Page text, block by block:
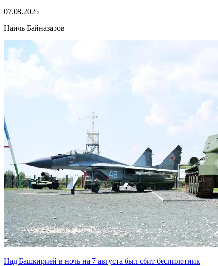
07.08.2026
Наиль Байназаров
Над Башкирией в ночь на 7 августа был сбит беспилотник